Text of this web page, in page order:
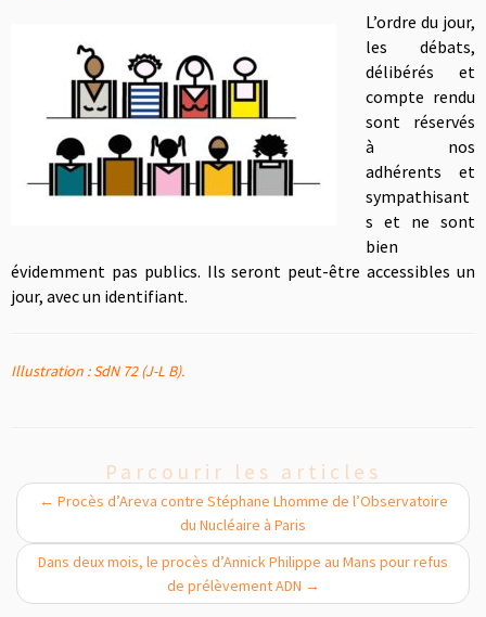
L’ordre du jour,
les débats,
délibérés et
compte rendu
sont réservés
à nos
adhérents et
sympathisant
s et ne sont
bien
évidemment pas publics. Ils seront peut-être accessibles un
jour, avec un identifiant.
Illustration : SdN 72 (J-L B).
Parcourir les articles
← Procès d’Areva contre Stéphane Lhomme de l’Observatoire
du Nucléaire à Paris
Dans deux mois, le procès d’Annick Philippe au Mans pour refus
de prélèvement ADN →